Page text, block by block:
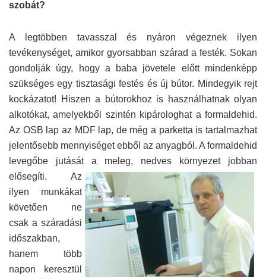
szobát?
A legtöbben tavasszal és nyáron végeznek ilyen
tevékenységet, amikor gyorsabban szárad a festék. Sokan
gondolják úgy, hogy a baba jövetele előtt mindenképp
szükséges egy tisztasági festés és új bútor. Mindegyik rejt
kockázatot! Hiszen a bútorokhoz is használhatnak olyan
alkotókat, amelyekből szintén kipárologhat a formaldehid.
Az OSB lap az MDF lap, de még a parketta is tartalmazhat
jelentősebb mennyiséget ebből az anyagból. A formaldehid
levegőbe jutását a meleg, nedves környezet jobban
elősegíti. Az
ilyen munkákat
követően ne
csak a száradási
időszakban,
hanem több
napon keresztül